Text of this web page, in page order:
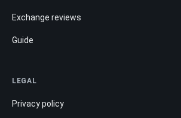
Exchange reviews
Guide
LEGAL
Privacy policy